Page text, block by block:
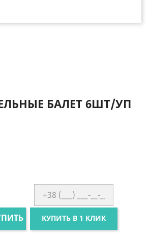
БАЛЕТ 6ШТ/УП
КУПИТЬ В 1 КЛИК